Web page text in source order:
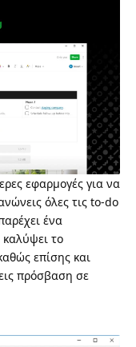
εφαρμογές για να
όλες τις to-do
ένα
καλύψει το
επίσης και
πρόσβαση σε